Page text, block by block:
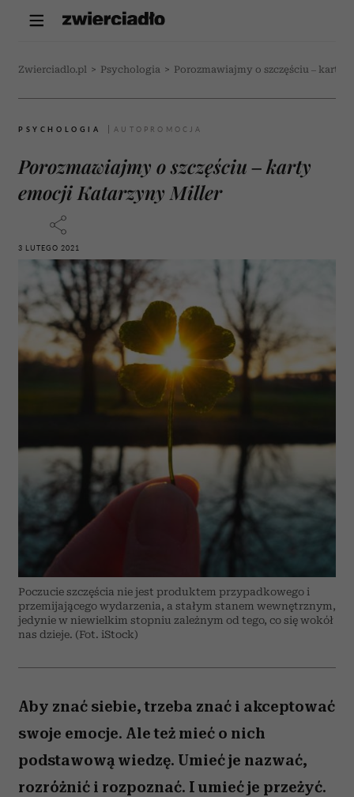
Zwierciadlo.pl > Psychologia > Porozmawiajmy o szczęściu – karty
PSYCHOLOGIA
Porozmawiajmy o szczęściu – karty
emocji Katarzyny Miller
3 LUTEGO 2021
Poczucie szczęścia nie jest produktem przypadkowego i
przemijającego wydarzenia, a stałym stanem wewnętrznym,
jedynie w niewielkim stopniu zależnym od tego, co się wokół
nas dzieje. (Fot. iStock)
Aby znać siebie, trzeba znać i akceptować
swoje emocje. Ale też mieć o nich
podstawową wiedzę. Umieć je nazwać,
rozróżnić i rozpoznać. I umieć je przeżyć.